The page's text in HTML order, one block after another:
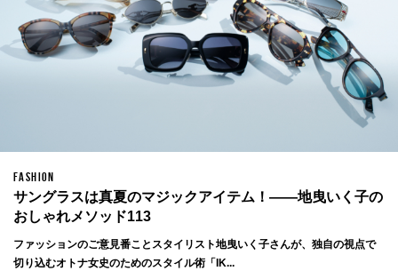
FASHION
サングラスは真夏のマジックアイテム！——地曳いく子の
おしゃれメソッド113
ファッションのご意見番ことスタイリスト地曳いく子さんが、独自の視点で
切り込むオトナ女史のためのスタイル術「IK...